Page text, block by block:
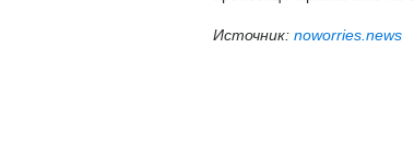
Источник: noworries.news